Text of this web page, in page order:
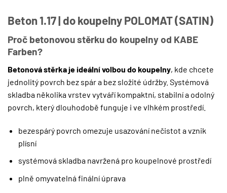
Beton 1.17 | do koupelny POLOMAT (SATIN)
Proč betonovou stěrku do koupelny od KABE
Farben?
Betonová stěrka je ideální volbou do koupelny, kde chcete
jednolitý povrch bez spár a bez složité údržby. Systémová
skladba několika vrstev vytváří kompaktní, stabilní a odolný
povrch, který dlouhodobě funguje i ve vlhkém prostředí.
bezespárý povrch omezuje usazování nečistot a vznik
plísní
systémová skladba navržená pro koupelnové prostředí
plně omyvatelná finální úprava